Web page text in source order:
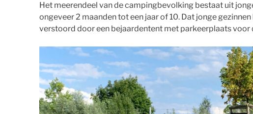
Het meerendeel van de campingbevolking bestaat uit
ongeveer 2 maanden tot een jaar of 10. Dat jonge
verstoord door een bejaardentent met parkeerplaats voor